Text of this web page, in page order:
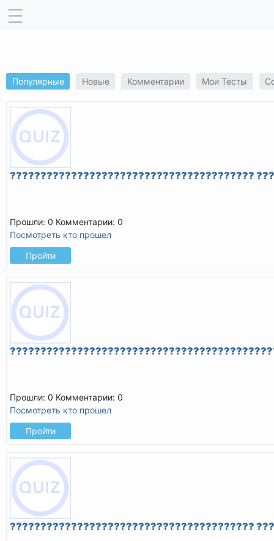
Популярные Новые Комментарии Мои Тесты
????????????????????????????????????????
Прошли: 0 Комментарии: 0
Посмотреть кто прошел
Пройти
Прошли: 0 Комментарии: 0
Посмотреть кто прошел
Пройти
????????????????????????????????????????